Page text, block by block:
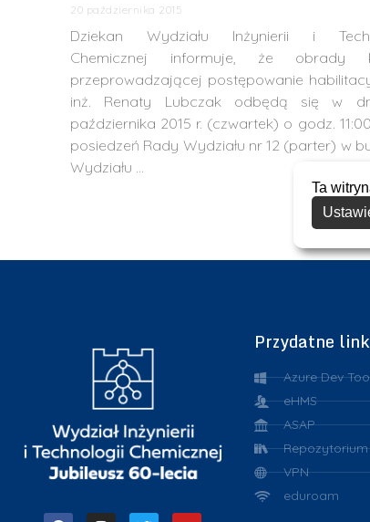
20 października 2015
Dziekan Wydziału Inżynierii i
Chemicznej informuje, że obrady
przeprowadzającej postępowanie
inż. Renaty Lubczak odbędą się w
października 2015 r. (czwartek) o godz.
posiedzeń Rady Wydziału nr 12 (parter) w
Wydziału …
Przydatne
Azure Dev
eHMS
ASAP
Repozytorium
VPN
eduroam
Ta